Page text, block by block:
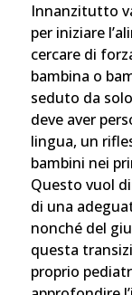
Innanzitutto
per iniziare
cercare di
bambina o
seduto da
deve aver
lingua, un
bambini nei
Questo vuol
di una
nonché del
questa
proprio